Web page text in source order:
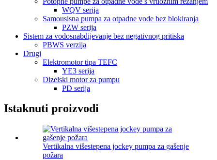
WQV serija
Samousisna pumpa za otpadne vode bez blokiranja
PZW serija
Sistem za vodosnabdijevanje bez negativnog pritiska
PBWS verzija
Drugi
Elektromotor tipa TEFC
YE3 serija
Dizelski motor za pumpu
PD serija
Istaknuti proizvodi
Vertikalna višestepena jockey pumpa za gašenje
požara